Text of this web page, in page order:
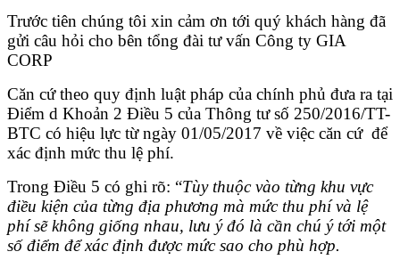
Trước tiên chúng tôi xin cảm ơn tới quý khách hàng đã
gửi câu hỏi cho bên tổng đài tư vấn Công ty GIA
CORP
Căn cứ theo quy định luật pháp của chính phủ đưa ra tại
Điểm d Khoản 2 Điều 5 của Thông tư số 250/2016/TT-
BTC có hiệu lực từ ngày 01/05/2017 về việc căn cứ để
xác định mức thu lệ phí.
Trong Điều 5 có ghi rõ: “Tùy thuộc vào từng khu vực
điều kiện của từng địa phương mà mức thu phí và lệ
phí sẽ không giống nhau, lưu ý đó là cần chú ý tới một
số điểm để xác định được mức sao cho phù hợp.